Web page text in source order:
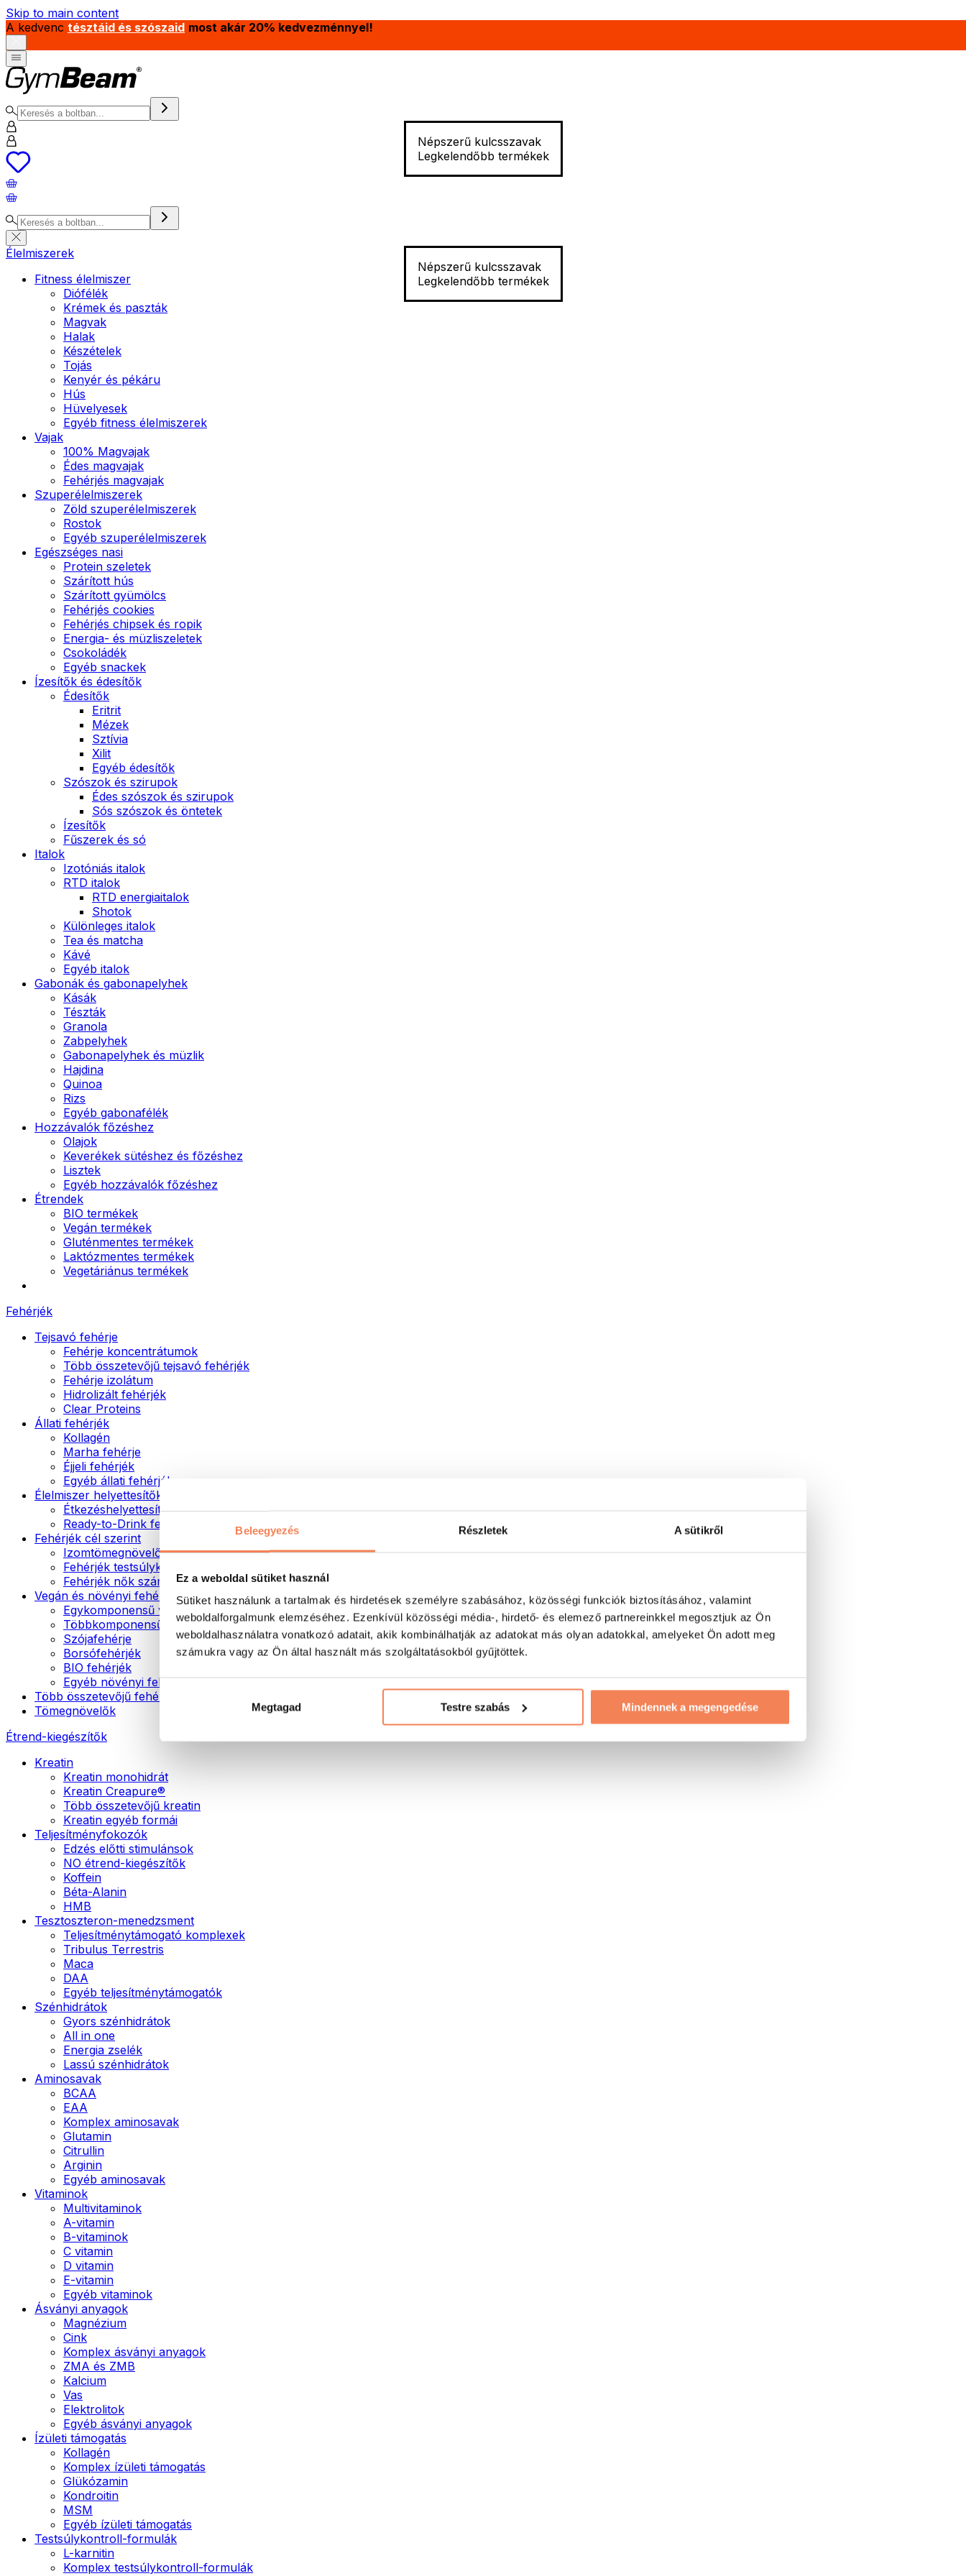
Beleegyezés Részletek A sütikről
Ez a weboldal sütiket használ
Sütiket használunk a tartalmak és hirdetések személyre szabásához, közösségi funkciók biztosításához, valamint
weboldalforgalmunk elemzéséhez. Ezenkívül közösségi média-, hirdető- és elemező partnereinkkel megosztjuk az Ön
weboldalhasználatra vonatkozó adatait, akik kombinálhatják az adatokat más olyan adatokkal, amelyeket Ön adott meg
számukra vagy az Ön által használt más szolgáltatásokból gyűjtöttek.
Megtagad Testre szabás Mindennek a megengedése
Skip to main content
A kedvenc tésztáid és szószaid most akár 20% kedvezménnyel!
Népszerű kulcsszavak
Legkelendőbb termékek
Népszerű kulcsszavak
Legkelendőbb termékek
Élelmiszerek
Fitness élelmiszer
Diófélék
Krémek és paszták
Magvak
Halak
Készételek
Tojás
Kenyér és pékáru
Hús
Hüvelyesek
Egyéb fitness élelmiszerek
Vajak
100% Magvajak
Édes magvajak
Fehérjés magvajak
Szuperélelmiszerek
Zöld szuperélelmiszerek
Rostok
Egyéb szuperélelmiszerek
Egészséges nasi
Protein szeletek
Szárított hús
Szárított gyümölcs
Fehérjés cookies
Fehérjés chipsek és ropik
Energia- és müzliszeletek
Csokoládék
Egyéb snackek
Ízesítők és édesítők
Édesítők
Eritrit
Mézek
Sztívia
Xilit
Egyéb édesítők
Szószok és szirupok
Édes szószok és szirupok
Sós szószok és öntetek
Ízesítők
Fűszerek és só
Italok
Izotóniás italok
RTD italok
RTD energiaitalok
Shotok
Különleges italok
Tea és matcha
Kávé
Egyéb italok
Gabonák és gabonapelyhek
Kásák
Tészták
Granola
Zabpelyhek
Gabonapelyhek és müzlik
Hajdina
Quinoa
Rizs
Egyéb gabonafélék
Hozzávalók főzéshez
Olajok
Keverékek sütéshez és főzéshez
Lisztek
Egyéb hozzávalók főzéshez
Étrendek
BIO termékek
Vegán termékek
Gluténmentes termékek
Laktózmentes termékek
Vegetáriánus termékek
Fehérjék
Tejsavó fehérje
Fehérje koncentrátumok
Több összetevőjű tejsavó fehérjék
Fehérje izolátum
Hidrolizált fehérjék
Clear Proteins
Állati fehérjék
Kollagén
Marha fehérje
Éjjeli fehérjék
Egyéb állati fehérjék
Élelmiszer helyettesítők
Étkezéshelyettesítő porok
Ready-to-Drink fehérjeitalok
Fehérjék cél szerint
Izomtömegnövelők
Fehérjék testsúlykontroll támogatásához
Fehérjék nők számára
Vegán és növényi fehérjék
Egykomponensű vegán fehérjék
Többkomponensű vegán fehérjék
Szójafehérje
Borsófehérjék
BIO fehérjék
Egyéb növényi fehérjék
Több összetevőjű fehérje
Tömegnövelők
Étrend-kiegészítők
Kreatin
Kreatin monohidrát
Kreatin Creapure®
Több összetevőjű kreatin
Kreatin egyéb formái
Teljesítményfokozók
Edzés előtti stimulánsok
NO étrend-kiegészítők
Koffein
Béta-Alanin
HMB
Tesztoszteron-menedzsment
Teljesítménytámogató komplexek
Tribulus Terrestris
Maca
DAA
Egyéb teljesítménytámogatók
Szénhidrátok
Gyors szénhidrátok
All in one
Energia zselék
Lassú szénhidrátok
Aminosavak
BCAA
EAA
Komplex aminosavak
Glutamin
Citrullin
Arginin
Egyéb aminosavak
Vitaminok
Multivitaminok
A-vitamin
B-vitaminok
C vitamin
D vitamin
E-vitamin
Egyéb vitaminok
Ásványi anyagok
Magnézium
Cink
Komplex ásványi anyagok
ZMA és ZMB
Kalcium
Vas
Elektrolitok
Egyéb ásványi anyagok
Ízületi támogatás
Kollagén
Komplex ízületi támogatás
Glükózamin
Kondroitin
MSM
Egyéb ízületi támogatás
Testsúlykontroll-formulák
L-karnitin
Komplex testsúlykontroll-formulák